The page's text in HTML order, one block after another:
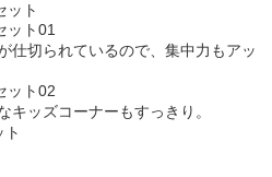
仕切られているので、集中力もアッ
キッズコーナーもすっきり。